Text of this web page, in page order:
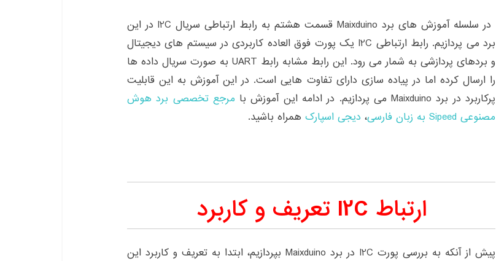
در سلسله آموزش های برد Maixduino قسمت هشتم به رابط ارتباطی سریال I2C در این
برد می پردازیم. رابط ارتباطی I2C یک پورت فوق العاده کاربردی در سیستم های دیجیتال
و بردهای پردازشی به شمار می رود. این رابط مشابه رابط UART به صورت سریال داده ها
را ارسال کرده اما در پیاده سازی دارای تفاوت هایی است. در این آموزش به این قابلیت
پرکاربرد در برد Maixduino می پردازیم. در ادامه این آموزش با
مرجع تخصصی برد هوش
مصنوعی Sipeed به زبان فارسی
، دیجی اسپارک همراه باشید.
ارتباط I2C تعریف و کاربرد
پیش از آنکه به بررسی پورت I2C در برد Maixduino بپردازیم، ابتدا به تعریف و کاربرد این